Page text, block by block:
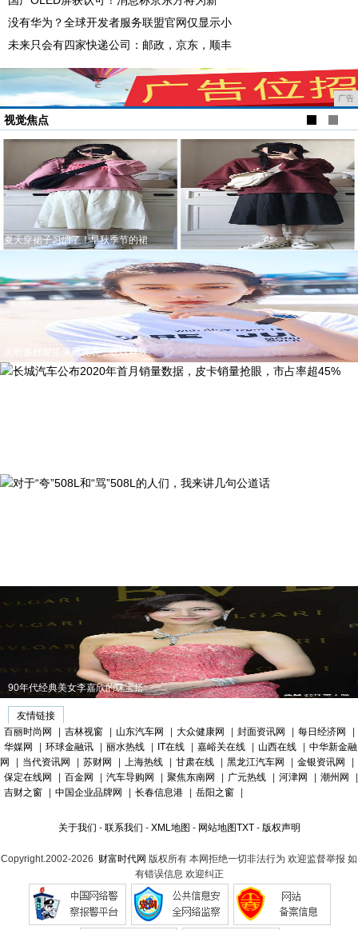
没有华为？全球开发者服务联盟官网仅显示小
未来只会有四家快递公司：邮政，京东，顺丰
广告
视觉焦点
夏天穿裙子习惯了！早秋季节的裙
吴昕多样穿搭佩戴腕表，在线释放
90年代经典美女李嘉欣的珠宝搭
友情链接
百丽时尚网
吉林视窗 山东汽车网 大众健康网 封面资讯网 每日经济网
华媒网
环球金融讯 丽水热线 IT在线 嘉峪关在线 山西在线
中华新金融
网
当代资讯网 苏财网 上海热线 甘肃在线 黑龙江汽车网 金银资讯网
保定在线网
百金网 汽车导购网 聚焦东南网 广元热线 河津网 潮州网
吉财之窗
中国企业品牌网 长春信息港 岳阳之窗
关于我们 - 联系我们 - XML地图 - 网站地图TXT- 版权声明
Copyright.2002-2026 财富时代网 版权所有 本网拒绝一切非法行为 欢迎监督举报 如
有错误信息 欢迎纠正